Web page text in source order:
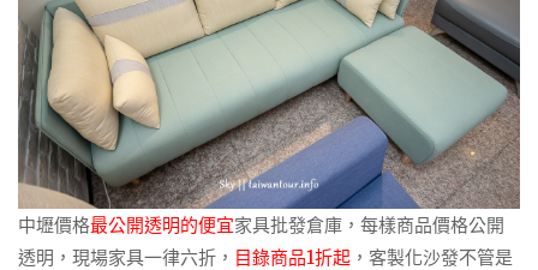
中壢價格最公開透明的便宜家具批發倉庫，每樣商品價格公開
透明，現場家具一律六折， 目錄商品1折起‎ ，客製化沙發不管是